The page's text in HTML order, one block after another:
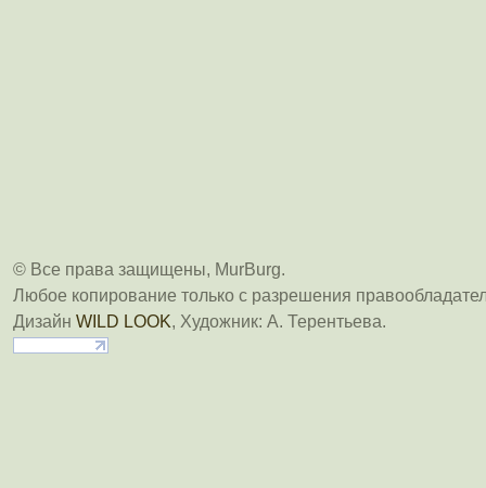
© Все права защищены, MurBurg.
Любое копирование только с разрешения
Дизайн WILD LOOK, Художник: А. Терентьева.